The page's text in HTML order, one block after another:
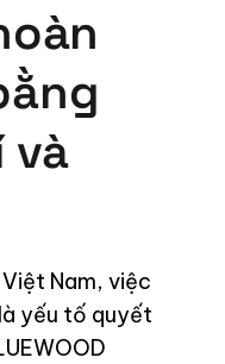
và
Nam, việc
yếu tố quyết